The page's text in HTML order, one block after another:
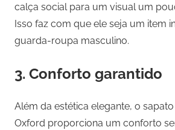
calça social para um visual um
Isso faz com que ele seja um item
guarda-roupa masculino.
3. Conforto garantido
Além da estética elegante, o
Oxford proporciona um conforto